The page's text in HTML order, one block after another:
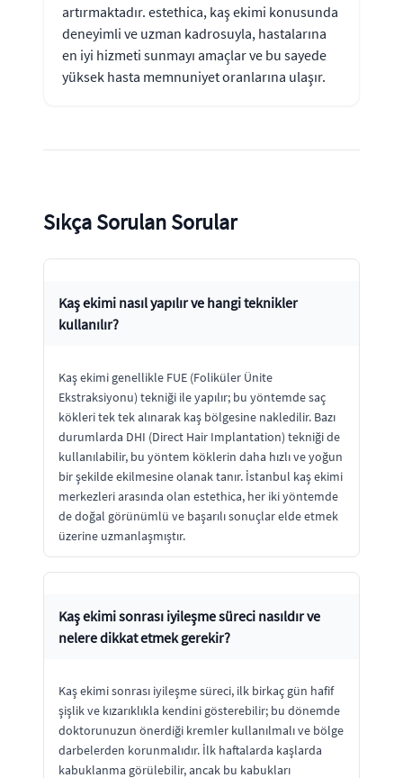
artırmaktadır. estethica, kaş ekimi konusunda
deneyimli ve uzman kadrosuyla, hastalarına
en iyi hizmeti sunmayı amaçlar ve bu sayede
yüksek hasta memnuniyet oranlarına ulaşır.
Sıkça Sorulan Sorular
Kaş ekimi nasıl yapılır ve hangi teknikler
kullanılır?
Kaş ekimi genellikle FUE (Foliküler Ünite
Ekstraksiyonu) tekniği ile yapılır; bu yöntemde saç
kökleri tek tek alınarak kaş bölgesine nakledilir. Bazı
durumlarda DHI (Direct Hair Implantation) tekniği de
kullanılabilir, bu yöntem köklerin daha hızlı ve yoğun
bir şekilde ekilmesine olanak tanır. İstanbul kaş ekimi
merkezleri arasında olan estethica, her iki yöntemde
de doğal görünümlü ve başarılı sonuçlar elde etmek
üzerine uzmanlaşmıştır.
Kaş ekimi sonrası iyileşme süreci nasıldır ve
nelere dikkat etmek gerekir?
Kaş ekimi sonrası iyileşme süreci, ilk birkaç gün hafif
şişlik ve kızarıklıkla kendini gösterebilir; bu dönemde
doktorunuzun önerdiği kremler kullanılmalı ve bölge
darbelerden korunmalıdır. İlk haftalarda kaşlarda
kabuklanma görülebilir, ancak bu kabukları